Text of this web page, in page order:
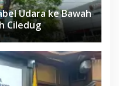
Udara ke Bawah
Ciledug